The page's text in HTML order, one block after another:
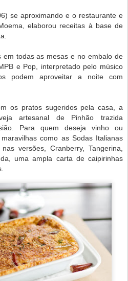
se aproximando e o restaurante e
elaborou receitas à base de
em todas as mesas e no embalo de
e Pop, interpretado pelo músico
podem aproveitar a noite com
os pratos sugeridos pela casa, a
artesanal de Pinhão trazida
Para quem deseja vinho ou
como as Sodas Italianas
versões, Cranberry, Tangerina,
uma ampla carta de caipirinhas